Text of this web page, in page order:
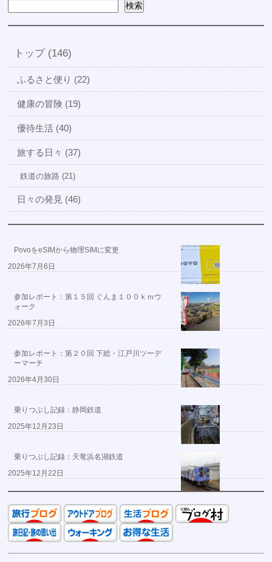
検索
トップ (146)
ふるさと便り (22)
健康の冒険 (19)
優待生活 (40)
旅する日々 (37)
鉄道の旅路 (21)
日々の発見 (46)
PovoをeSIMから物理SIMに変更
2026年7月6日
参加レポート：第１５回 ぐんま１００ｋｍウ
ォーク
2026年7月3日
参加レポート：第２０回 下総・江戸川ツーデ
ーマーチ
2026年4月30日
乗りつぶし記録：静岡鉄道
2025年12月23日
乗りつぶし記録：天竜浜名湖鉄道
2025年12月22日